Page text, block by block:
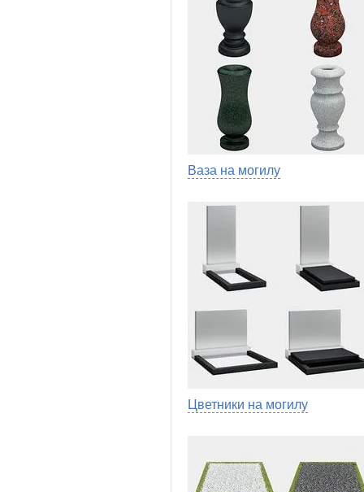
Ваза на могилу
Цветники на могилу